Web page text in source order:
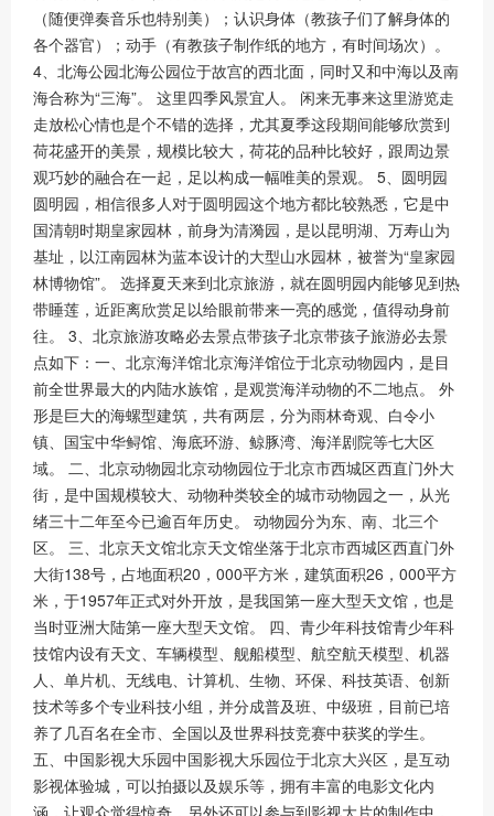
（随便弹奏音乐也特别美）；认识身体（教孩子们了解身体的
各个器官）；动手（有教孩子制作纸的地方，有时间场次）。
4、北海公园北海公园位于故宫的西北面，同时又和中海以及南
海合称为“三海”。 这里四季风景宜人。 闲来无事来这里游览走
走放松心情也是个不错的选择，尤其夏季这段期间能够欣赏到
荷花盛开的美景，规模比较大，荷花的品种比较好，跟周边景
观巧妙的融合在一起，足以构成一幅唯美的景观。 5、圆明园
圆明园，相信很多人对于圆明园这个地方都比较熟悉，它是中
国清朝时期皇家园林，前身为清漪园，是以昆明湖、万寿山为
基址，以江南园林为蓝本设计的大型山水园林，被誉为“皇家园
林博物馆”。 选择夏天来到北京旅游，就在圆明园内能够见到热
带睡莲，近距离欣赏足以给眼前带来一亮的感觉，值得动身前
往。 3、北京旅游攻略必去景点带孩子北京带孩子旅游必去景
点如下：一、北京海洋馆北京海洋馆位于北京动物园内，是目
前全世界最大的内陆水族馆，是观赏海洋动物的不二地点。 外
形是巨大的海螺型建筑，共有两层，分为雨林奇观、白令小
镇、国宝中华鲟馆、海底环游、鲸豚湾、海洋剧院等七大区
域。 二、北京动物园北京动物园位于北京市西城区西直门外大
街，是中国规模较大、动物种类较全的城市动物园之一，从光
绪三十二年至今已逾百年历史。 动物园分为东、南、北三个
区。 三、北京天文馆北京天文馆坐落于北京市西城区西直门外
大街138号，占地面积20，000平方米，建筑面积26，000平方
米，于1957年正式对外开放，是我国第一座大型天文馆，也是
当时亚洲大陆第一座大型天文馆。 四、青少年科技馆青少年科
技馆内设有天文、车辆模型、舰船模型、航空航天模型、机器
人、单片机、无线电、计算机、生物、环保、科技英语、创新
技术等多个专业科技小组，并分成普及班、中级班，目前已培
养了几百名在全市、全国以及世界科技竞赛中获奖的学生。
五、中国影视大乐园中国影视大乐园位于北京大兴区，是互动
影视体验城，可以拍摄以及娱乐等，拥有丰富的电影文化内
涵，让观众觉得惊奇，另外还可以参与到影视大片的制作中，